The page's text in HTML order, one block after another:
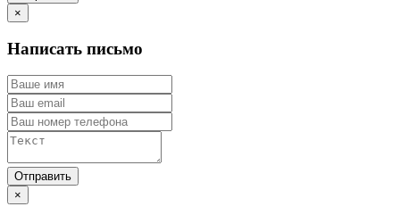
×
Написать письмо
×